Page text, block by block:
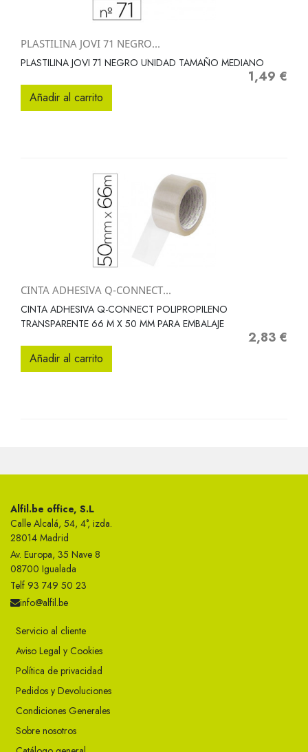
PLASTILINA JOVI 71 NEGRO...
PLASTILINA JOVI 71 NEGRO UNIDAD TAMAÑO MEDIANO
Precio
1,49 €
Añadir al carrito
CINTA ADHESIVA Q-CONNECT...
CINTA ADHESIVA Q-CONNECT POLIPROPILENO
TRANSPARENTE 66 M X 50 MM PARA EMBALAJE
Precio
2,83 €
Añadir al carrito
Alfil.be office, S.L
Calle Alcalá, 54, 4°, izda.
28014 Madrid
Av. Europa, 35 Nave 8
08700 Igualada
Telf 93 749 50 23
info@alfil.be
Servicio al cliente
Aviso Legal y Cookies
Política de privacidad
Pedidos y Devoluciones
Condiciones Generales
Sobre nosotros